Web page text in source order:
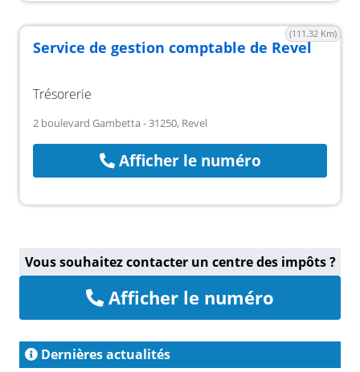
(111.32 Km)
Service de gestion comptable de Revel
Trésorerie
2 boulevard Gambetta - 31250, Revel
Afficher le numéro
Vous souhaitez contacter un centre des impôts ?
Afficher le numéro
Dernières actualités